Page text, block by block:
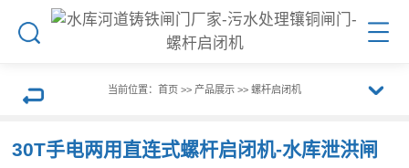
搜
菜
当前位置： 首页 >> 产品展示 >> 螺杆启闭机
30T手电两用直连式螺杆启闭机-水库泄洪闸